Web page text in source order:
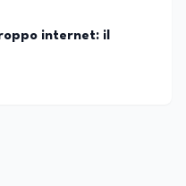
internet: il